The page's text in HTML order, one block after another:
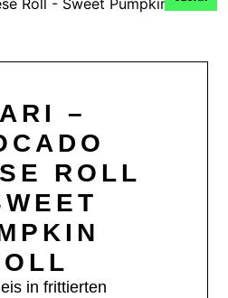
–
ROLL
in frittierten